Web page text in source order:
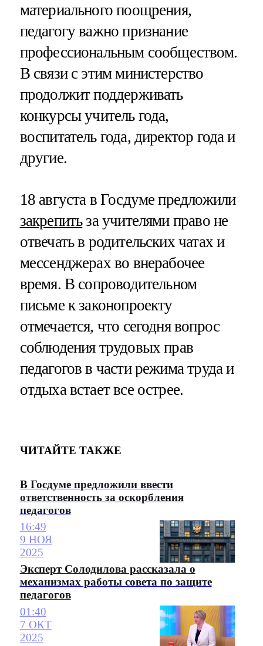
материального поощрения,
педагогу важно признание
профессиональным сообществом.
В связи с этим министерство
продолжит поддерживать
конкурсы учитель года,
воспитатель года, директор года и
другие.
18 августа в Госдуме предложили
закрепитьза учителями право не
отвечать в родительских чатах и
мессенджерах во внерабочее
время. В сопроводительном
письме к законопроекту
отмечается, что сегодня вопрос
соблюдения трудовых прав
педагогов в части режима труда и
отдыха встает все острее.
ЧИТАЙТЕ ТАКЖЕ
В Госдуме предложили ввести
ответственность за оскорбления
педагогов
16:49
9 НОЯ
2025
Эксперт Солодилова рассказала о
механизмах работы совета по защите
педагогов
01:40
7 ОКТ
2025